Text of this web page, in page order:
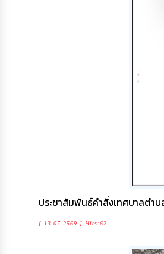
ประชาสัมพันธ์คำสั่งเทศบาลตำ
[ 13-07-2569 ] Hits:62